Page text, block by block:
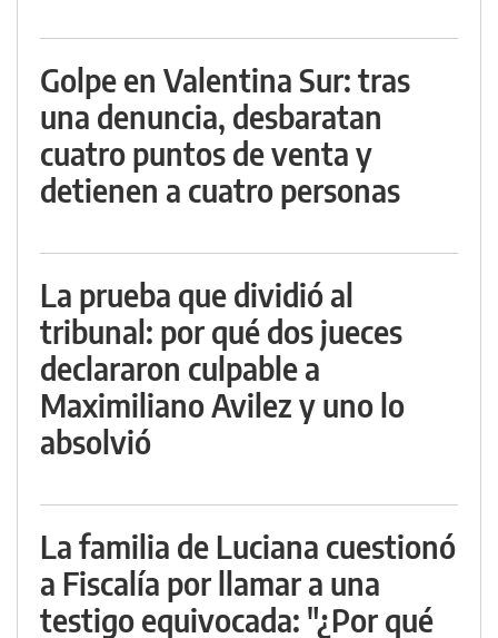
Golpe en Valentina Sur: tras
una denuncia, desbaratan
cuatro puntos de venta y
detienen a cuatro personas
La prueba que dividió al
tribunal: por qué dos jueces
declararon culpable a
Maximiliano Avilez y uno lo
absolvió
La familia de Luciana cuestionó
a Fiscalía por llamar a una
testigo equivocada: "¿Por qué